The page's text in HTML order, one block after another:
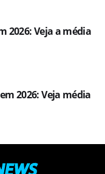
2026: Veja a média
2026: Veja média